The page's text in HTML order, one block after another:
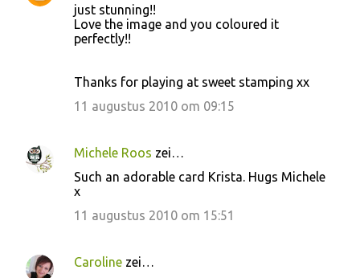
just stunning!!
Love the image and you coloured it
perfectly!!
Thanks for playing at sweet stamping xx
11 augustus 2010 om 09:15
Michele Roos zei…
Such an adorable card Krista. Hugs Michele
x
11 augustus 2010 om 15:51
Caroline zei…